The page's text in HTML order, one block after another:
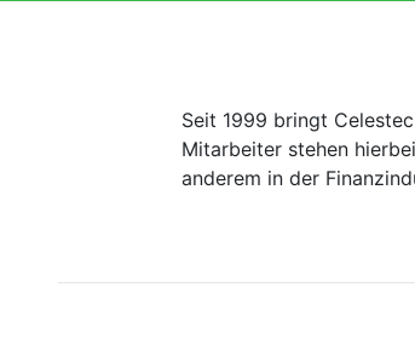
Seit 1999 bringt
Mitarbeiter stehen
anderem in der